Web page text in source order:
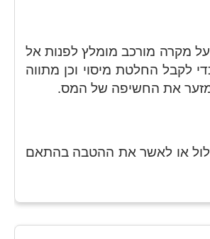
מקרה מורכב מומלץ לפנות אל
לקבל החלטת מיסוי וכן מתווה
את החשיפה של המס.
או לאשר את ההטבה בהתאם